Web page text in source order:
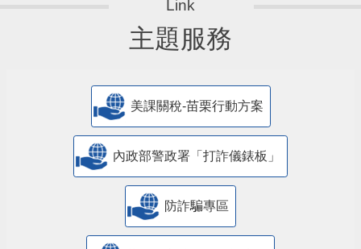
主題服務
美課關稅-苗栗行動方案
內政部警政署「打詐儀錶板」
防詐騙專區